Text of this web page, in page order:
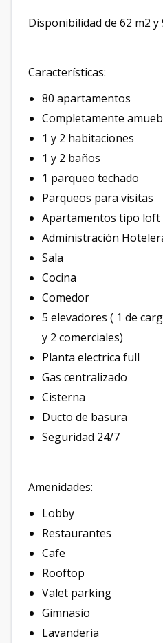
Disponibilidad de 62 m2
Características:
80 apartamentos
Completamente
1 y 2 habitaciones
1 y 2 baños
1 parqueo techado
Parqueos para visitas
Apartamentos tipo loft
Administración
Sala
Cocina
Comedor
5 elevadores ( 1 de
y 2 comerciales)
Planta electrica full
Gas centralizado
Cisterna
Ducto de basura
Seguridad 24/7
Amenidades:
Lobby
Restaurantes
Cafe
Rooftop
Valet parking
Gimnasio
Lavanderia